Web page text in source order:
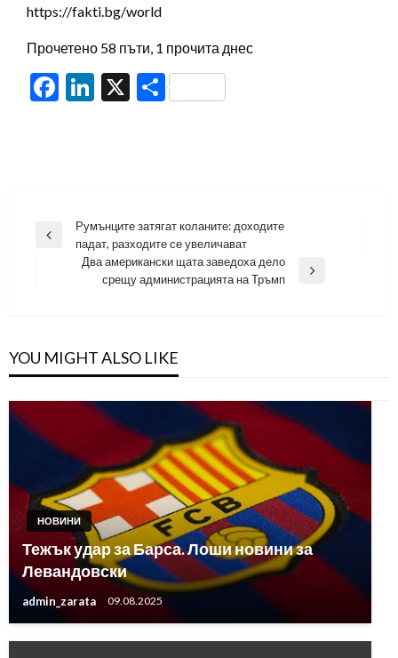
https://fakti.bg/world
Прочетено 58 пъти, 1 прочита днес
Facebook
LinkedIn
X Share
Навигация
Previous
Румънците затягат коланите: доходите
падат, разходите се увеличават
Два американски щата заведоха дело
срещу администрацията на Тръмп
YOU MIGHT ALSO LIKE
НОВИНИ
Тежък удар за Барса. Лоши новини за
Левандовски
admin_zarata 09.08.2025